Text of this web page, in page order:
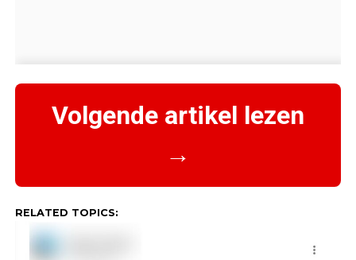
Volgende artikel lezen
→
RELATED TOPICS: